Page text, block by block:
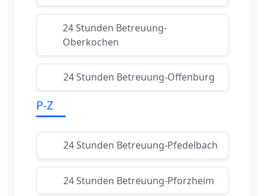
24 Stunden Betreuung-
Oberkochen
24 Stunden Betreuung-Offenburg
P-Z
24 Stunden Betreuung-Pfedelbach
24 Stunden Betreuung-Pforzheim